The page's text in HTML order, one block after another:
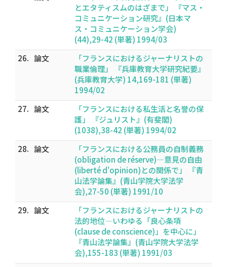
とエタティスムのはざまで」 『マス・
コミュニケーション研究』(日本マ
ス・コミュニケーション学会)
(44),29-42 (単著) 1994/03
26. 論文
「フランスにおけるジャーナリストの
職業倫理」 『兵庫教育大学研究紀要』
(兵庫教育大学) 14,169-181 (単著)
1994/02
27. 論文
「フランスにおける私生活と名誉の保
護」 『ジュリスト』(有斐閣)
(1038),38-42 (単著) 1994/02
28. 論文
「フランスにおける公務員の自制義務
(obligation de réserve)―意見の自由
(liberté d'opinion)との関係で」 『青
山法学論集』(青山学院大学法学
会),27-50 (単著) 1991/10
29. 論文
「フランスにおけるジャーナリストの
法的地位―いわゆる「良心条項
(clause de conscience)」を中心に」
『青山法学論集』(青山学院大学法学
会),155-183 (単著) 1991/03